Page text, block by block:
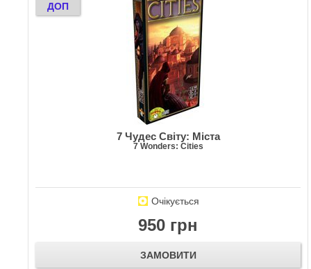
ДОП
7 Чудес Світу: Міста
7 Wonders: Cities
Очікується
950 грн
ЗАМОВИТИ